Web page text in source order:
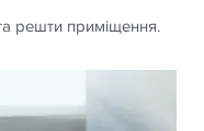
решти приміщення.